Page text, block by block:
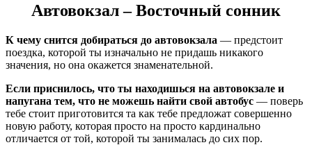
Автовокзал – Восточный сонник
К чему снится добираться до автовокзала — предстоит
поездка, которой ты изначально не придашь никакого
значения, но она окажется знаменательной.
Если приснилось, что ты находишься на автовокзале и
напугана тем, что не можешь найти свой автобус — поверь
тебе стоит приготовится та как тебе предложат совершенно
новую работу, которая просто на просто кардинально
отличается от той, которой ты занималась до сих пор.